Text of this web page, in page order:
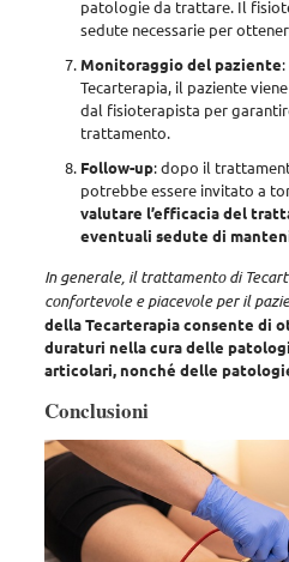
patologie da trattare. Il
sedute necessarie per
Monitoraggio del paziente
Tecarterapia, il paziente
dal fisioterapista per
trattamento.
Follow-up: dopo il
potrebbe essere invitato a
valutare l’efficacia del
eventuali sedute di
In generale, il trattamento di
confortevole e piacevole per il
della Tecarterapia consente di
duraturi nella cura delle
articolari, nonché delle
Conclusioni